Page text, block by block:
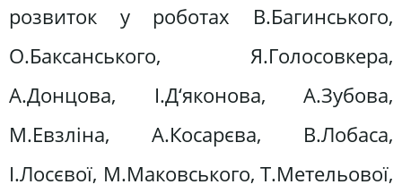
розвиток у роботах В.Багинського,
О.Баксанського, Я.Голосовкера,
А.Донцова, І.Д‘яконова, А.Зубова,
М.Евзліна, А.Косарєва, В.Лобаса,
І.Лосєвої, М.Маковського, Т.Метельової,